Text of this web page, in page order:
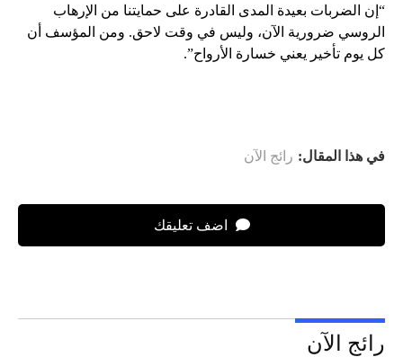
“إن الضربات بعيدة المدى القادرة على حمايتنا من الإرهاب
الروسي ضرورية الآن، وليس في وقت لاحق. ومن المؤسف أن
كل يوم تأخير يعني خسارة الأرواح”.
في هذا المقال: رائج الآن
اضف تعليقك
رائج الآن